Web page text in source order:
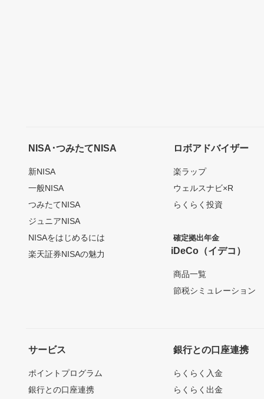
NISA･つみたてNISA
新NISA
一般NISA
つみたてNISA
ジュニアNISA
NISAをはじめるには
楽天証券NISAの魅力
ロボアドバイザー
楽ラップ
ウェルスナビ×R
らくらく投資
確定拠出年金
iDeCo（イデコ）
商品一覧
節税シミュレーション
サービス
ポイントプログラム
銀行との口座連携
銀行との口座連携
らくらく入金
らくらく出金